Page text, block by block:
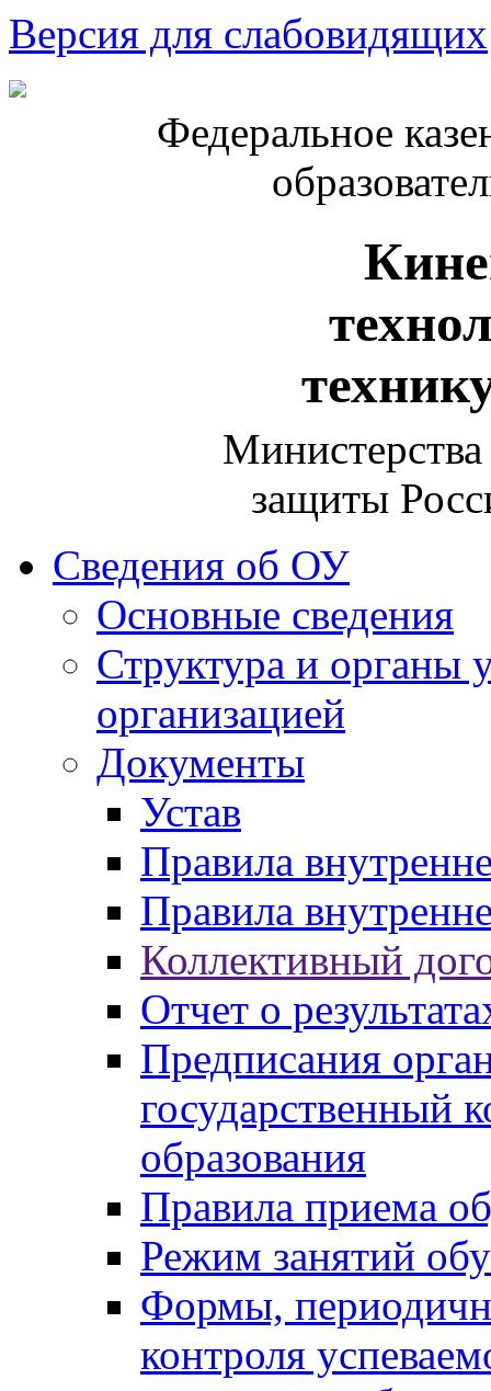
Версия для слабовидящих
Федеральное
защиты
Сведения об ОУ
Основные сведения
Структура и органы
организацией
Документы
Устав
Правила
Правила
Коллективный
Отчет о
Предписания
государственный
образования
Правила приема
Режим занятий
Формы,
контроля